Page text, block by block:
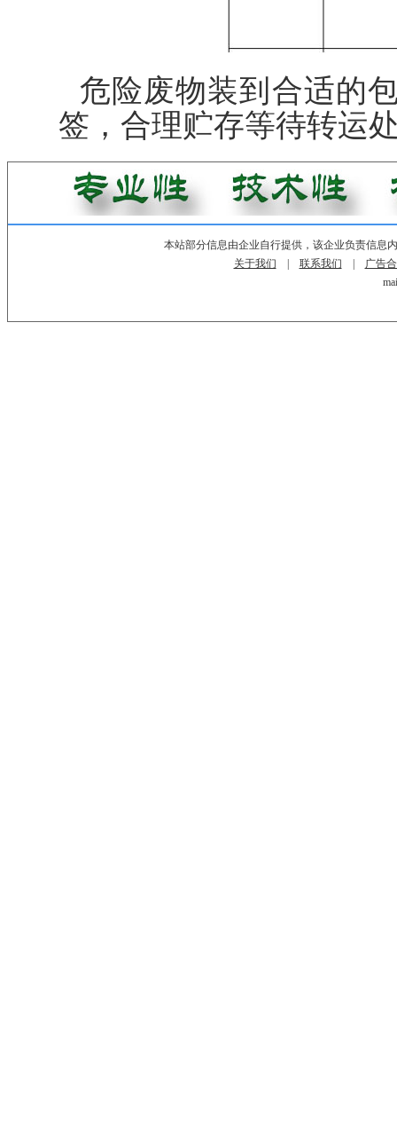
危险废物装到合适的
签，合理贮存等待转运
本站部分信息由企业自行提供，该企业负责信息
关于我们
联系我们
广告